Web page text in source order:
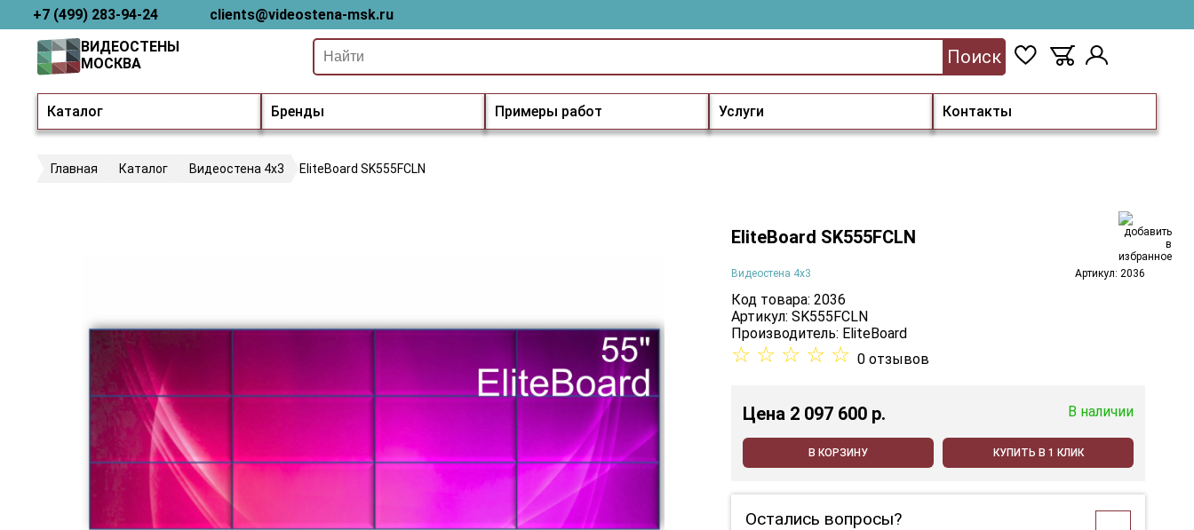
+7 (499) 283-94-24 clients@videostena-msk.ru
Каталог Бренды Примеры работ Услуги Контакты
ВИДЕОСТЕНЫ
МОСКВА
Поиск
Главная Каталог Видеостена 4х3 EliteBoard SK555FCLN
EliteBoard SK555FCLN
Видеостена 4х3 Артикул: 2036
Код товара: 2036
Артикул: SK555FCLN
Производитель: EliteBoard
☆ ☆ ☆ ☆ ☆ 0 отзывов
Цена 2 097 600 p. В наличии
В КОРЗИНУ КУПИТЬ В 1 КЛИК
Остались вопросы?